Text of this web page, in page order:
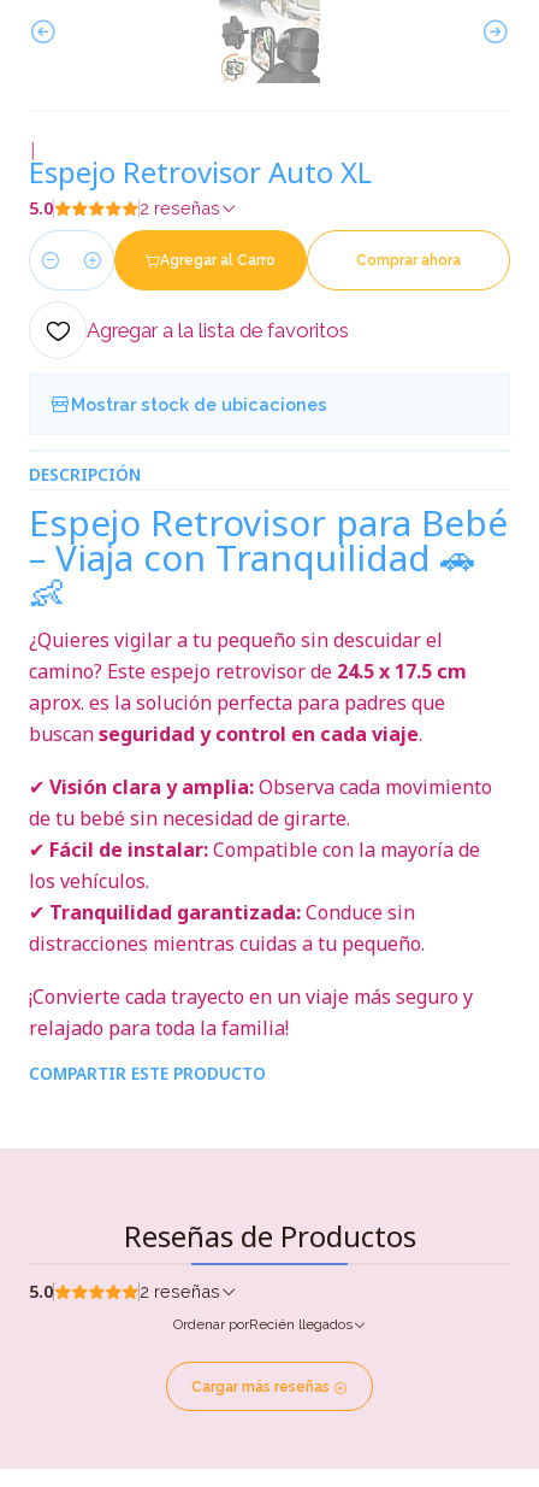
|
Espejo Retrovisor Auto XL
5.0 2 reseñas
Cantidad
Agregar al Carro Comprar ahora
Agregar a la lista de favoritos
Mostrar stock de ubicaciones
DESCRIPCIÓN
Espejo Retrovisor para Bebé
– Viaja con Tranquilidad 🚗
👶
¿Quieres vigilar a tu pequeño sin descuidar el
camino? Este espejo retrovisor de 24.5 x 17.5 cm
aprox. es la solución perfecta para padres que
buscanseguridad y control en cada viaje.
✔ Visión clara y amplia:Observa cada movimiento
de tu bebé sin necesidad de girarte.
✔ Fácil de instalar:Compatible con la mayoría de
los vehículos.
✔ Tranquilidad garantizada:Conduce sin
distracciones mientras cuidas a tu pequeño.
¡Convierte cada trayecto en un viaje más seguro y
relajado para toda la familia!
COMPARTIR ESTE PRODUCTO
Reseñas de Productos
5.0 2 reseñas
Ordenar porRecién llegados
Cargar más reseñas